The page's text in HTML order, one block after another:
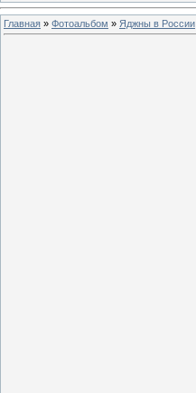
Главная » Фотоальбом » Яджны в России